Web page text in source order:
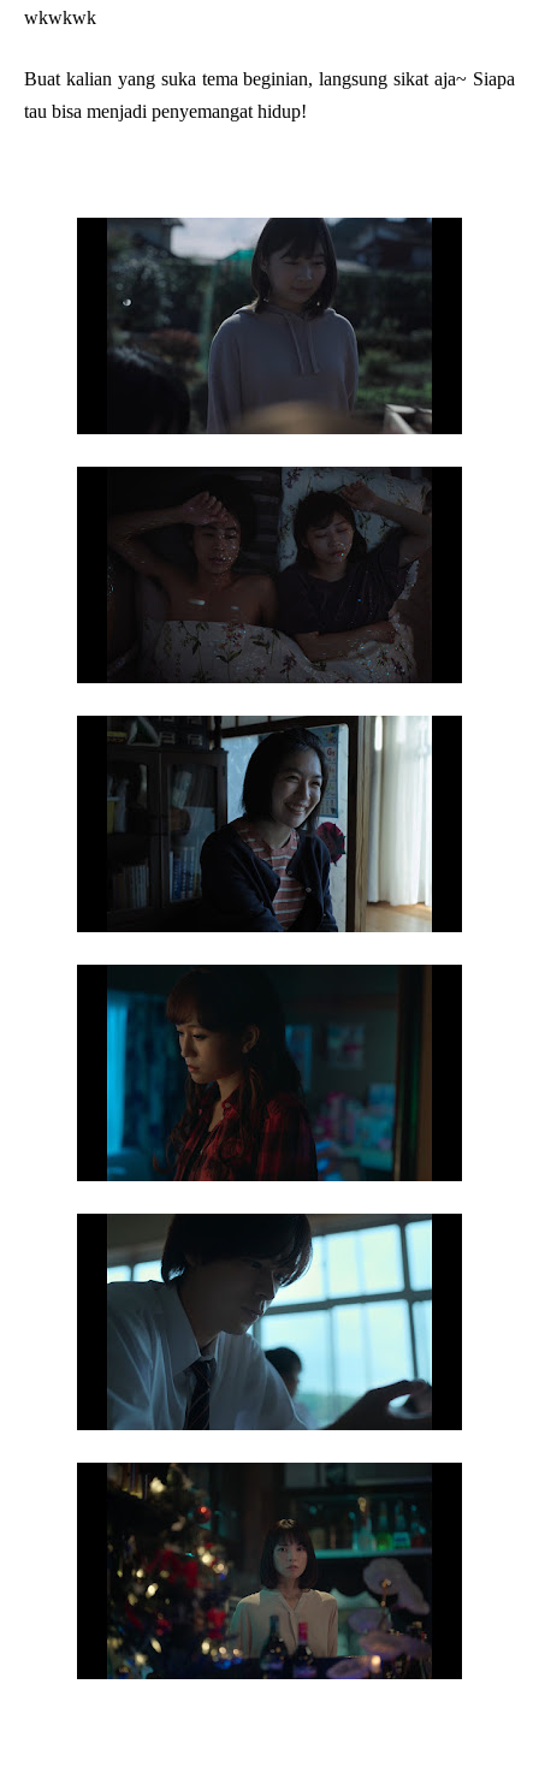
wkwkwk
Buat kalian yang suka tema beginian, langsung sikat aja~ Siapa
tau bisa menjadi penyemangat hidup!